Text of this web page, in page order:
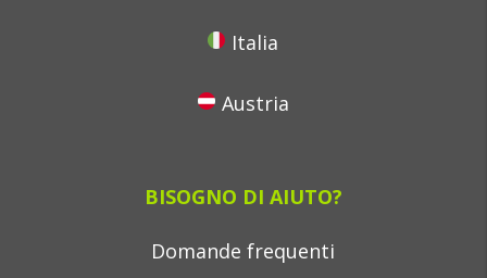
Italia
Austria
BISOGNO DI AIUTO?
Domande frequenti